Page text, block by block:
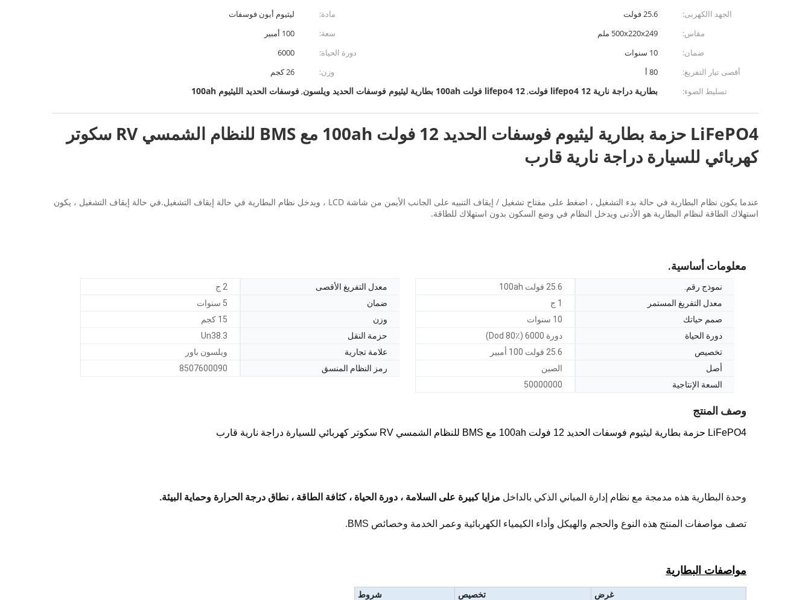
الجهد االكهربى: 25.6 فولت مادة:
ليثيوم أيون فوسفات
مقاس:
500x220x249 ملم سعة:
100 أمبير
ضمان:
10 سنوات دورة الحياة:
6000
أقصى تيار التفريغ:
80 أ وزن:
26 كجم
تسليط الضوء:
بطارية دراجة نارية lifepo4 12 فولت ,lifepo4 12 فولت 100ah بطارية ليثيوم فوسفات الحديد ويلسون ,فوسفات الحديد الليثيوم 100ah
LiFePO4 حزمة بطارية ليثيوم فوسفات الحديد 12 فولت 100ah مع BMS للنظام الشمسي RV سكوتر
كهربائي للسيارة دراجة نارية قارب
عندما يكون نظام البطارية في حالة بدء التشغيل ، اضغط على مفتاح تشغيل / إيقاف التنبيه على الجانب الأيمن من شاشة LCD ، ويدخل نظام البطارية في حالة إيقاف التشغيل.في حالة إيقاف التشغيل ، يكون
استهلاك الطاقة لنظام البطارية هو الأدنى ويدخل النظام في وضع السكون بدون استهلاك للطاقة.
معلومات أساسية.
نموذج رقم. 25.6 فولت 100ah معدل التفريغ الأقصى
2 ج
معدل التفريغ المستمر
1 ج ضمان
5 سنوات
صمم حياتك
10 سنوات وزن
15 كجم
دورة الحياة
دورة 6000 (Dod 80٪) حزمة النقل
Un38.3
تخصيص
25.6 فولت 100 أمبير علامة تجارية
ويلسون باور
أصل
الصين رمز النظام المنسق
8507600090
السعة الإنتاجية
50000000
وصف المنتج
LiFePO4 حزمة بطارية ليثيوم فوسفات الحديد 12 فولت 100ah مع BMS للنظام الشمسي RV سكوتر كهربائي للسيارة دراجة نارية قارب
وحدة البطارية هذه مدمجة مع نظام إدارة المباني الذكي بالداخل مزايا كبيرة على السلامة ، دورة الحياة ، كثافة الطاقة ، نطاق درجة الحرارة وحماية البيئة.
تصف مواصفات المنتج هذه النوع والحجم والهيكل وأداء الكيمياء الكهربائية وعمر الخدمة وخصائص BMS.
مواصفات البطارية
غرض تخصيص شروط